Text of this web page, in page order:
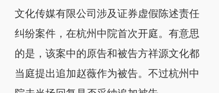
文化传媒有限公司涉及证券虚假陈述责任
纠纷案件，在杭州中院首次开庭。有意思
的是，该案中的原告和被告方祥源文化都
当庭提出追加赵薇作为被告。不过杭州中